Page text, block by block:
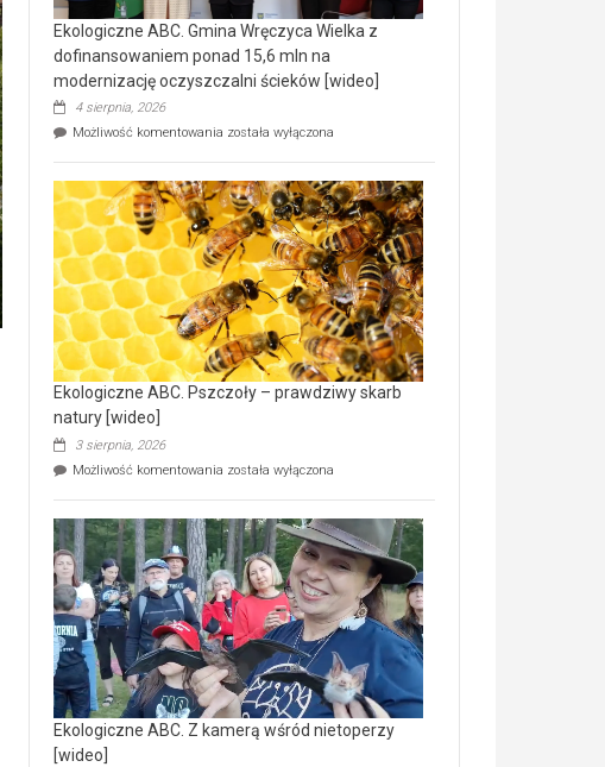
Ekologiczne ABC. Gmina Wręczyca Wielka z
dofinansowaniem ponad 15,6 mln na
modernizację oczyszczalni ścieków [wideo]
4 sierpnia, 2026
Możliwość komentowania Ekologiczne
Wręczyca
Wielka
z
dofinansowaniem
ponad
15,6
mln
na
modernizację
oczyszczalni
ścieków
[wideo]
została wyłączona
Ekologiczne ABC. Pszczoły – prawdziwy skarb
natury [wideo]
3 sierpnia, 2026
Możliwość komentowania Ekologiczne
–
prawdziwy
skarb
natury
[wideo]
została wyłączona
Ekologiczne ABC. Z kamerą wśród nietoperzy
[wideo]